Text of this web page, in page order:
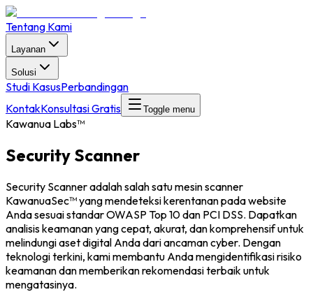
Tentang Kami
Layanan
Solusi
Studi KasusPerbandingan
KontakKonsultasi Gratis Toggle menu
Kawanua Labs™
Security Scanner
Security Scanner adalah salah satu mesin scanner
KawanuaSec™ yang mendeteksi kerentanan pada website
Anda sesuai standar OWASP Top 10 dan PCI DSS. Dapatkan
analisis keamanan yang cepat, akurat, dan komprehensif untuk
melindungi aset digital Anda dari ancaman cyber. Dengan
teknologi terkini, kami membantu Anda mengidentifikasi risiko
keamanan dan memberikan rekomendasi terbaik untuk
mengatasinya.